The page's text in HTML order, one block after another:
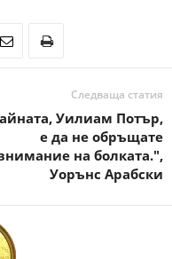
Следваща статия
Уилиам Потър,
е да не обръщате
на болката.",
Уорънс Арабски